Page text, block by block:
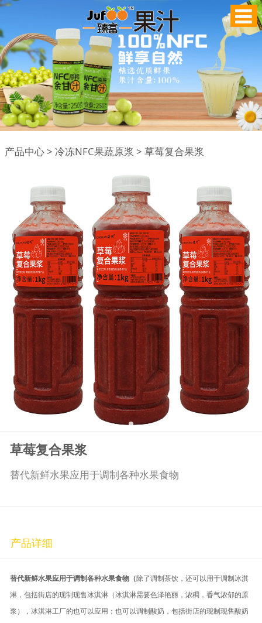
草莓复合果浆
产品中心>冷冻NFC果蔬原浆 >草莓复合果浆
草莓复合果浆
替代新鲜水果应用于调制各种水果食物
产品详细
替代新鲜水果应用于调制各种水果食物（除了调制茶饮，还可以用于调制冰淇
淋，包括街店的现制现售冰淇淋（冰淇淋需要色泽艳丽，浓稠，香气浓郁的原
浆），冰淇淋工厂的也可以应用；也可以调制酸奶，包括街店的现制现售酸奶